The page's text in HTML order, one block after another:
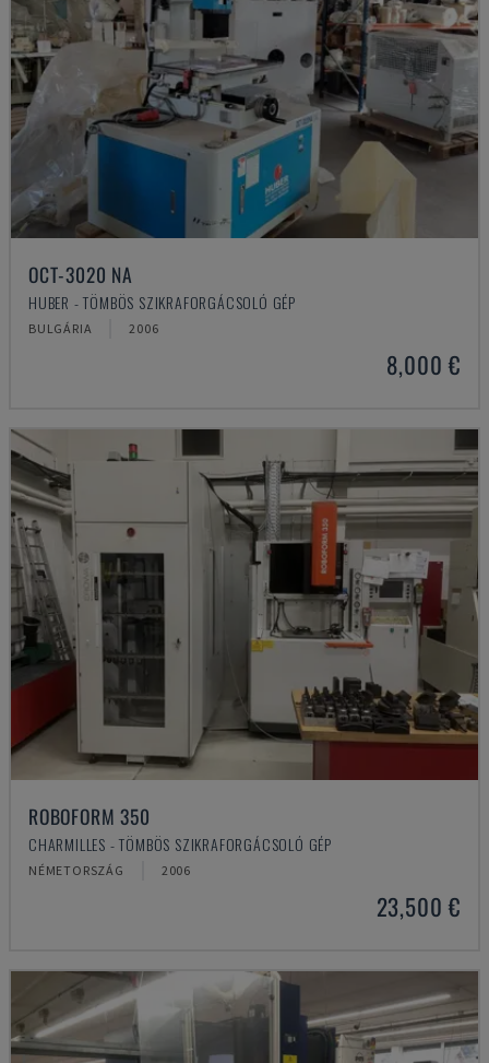
OCT-3020 NA
HUBER - TÖMBÖS SZIKRAFORGÁCSOLÓ GÉP
BULGÁRIA 2006
8,000 €
ROBOFORM 350
CHARMILLES - TÖMBÖS SZIKRAFORGÁCSOLÓ GÉP
NÉMETORSZÁG 2006
23,500 €